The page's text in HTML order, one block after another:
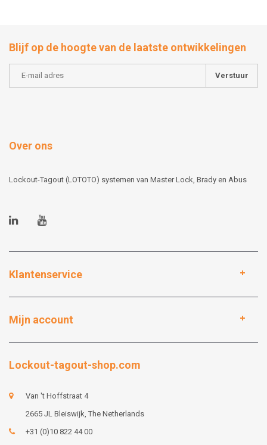
Blijf op de hoogte van de laatste ontwikkelingen
Verstuur
Over ons
Lockout-Tagout (LOTOTO) systemen van Master Lock, Brady en Abus
Klantenservice
Mijn account
Lockout-tagout-shop.com
Van 't Hoffstraat 4
2665 JL Bleiswijk, The Netherlands
+31 (0)10 822 44 00